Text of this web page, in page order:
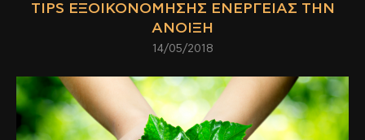
TIPS ΕΞΟΙΚΟΝΌΜΗΣΗΣ ΕΝΈΡΓΕΙΑΣ ΤΗΝ
ΆΝΟΙΞΗ
14/05/2018